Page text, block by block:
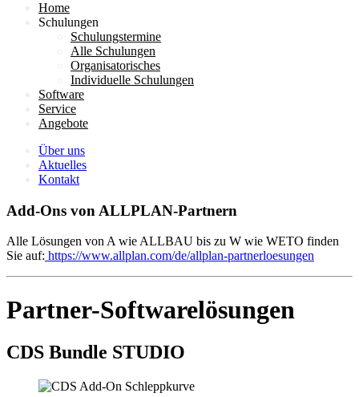
Home
Schulungen
Schulungstermine
Alle Schulungen
Organisatorisches
Individuelle Schulungen
Software
Service
Angebote
Über uns
Aktuelles
Kontakt
Add-Ons von ALLPLAN-Partnern
Alle Lösungen von A wie ALLBAU bis zu W wie WETO finden
Sie auf: https://www.allplan.com/de/allplan-partnerloesungen
Partner-Softwarelösungen
CDS Bundle STUDIO